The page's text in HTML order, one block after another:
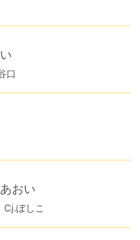
口
おい
Cj.ぼしこ